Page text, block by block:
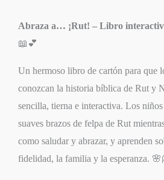
Abraza a… ¡Rut! – Libro
📖💕
Un hermoso libro de cartón para que
conozcan la historia bíblica de Rut y
sencilla, tierna e interactiva. Los
suaves brazos de felpa de Rut
como saludar y abrazar, y aprenden
fidelidad, la familia y la esperanza.